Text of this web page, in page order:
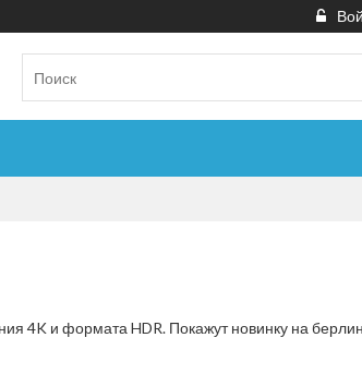
4K и формата HDR. Покажут новинку на